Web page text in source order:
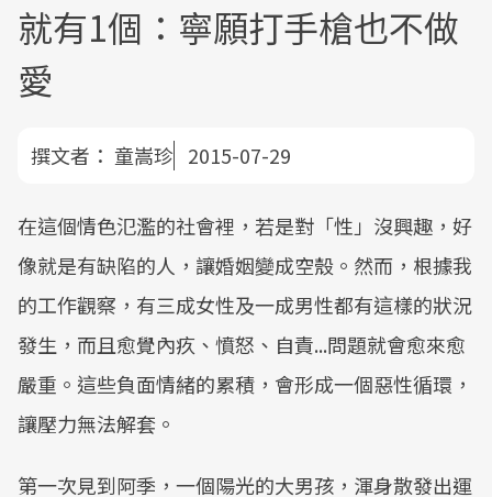
就有1個：寧願打手槍也不做
愛
撰文者： 童嵩珍 2015-07-29
在這個情色氾濫的社會裡，若是對「性」沒興趣，好
像就是有缺陷的人，讓婚姻變成空殼。然而，根據我
的工作觀察，有三成女性及一成男性都有這樣的狀況
發生，而且愈覺內疚、憤怒、自責...問題就會愈來愈
嚴重。這些負面情緒的累積，會形成一個惡性循環，
讓壓力無法解套。
第一次見到阿季，一個陽光的大男孩，渾身散發出運